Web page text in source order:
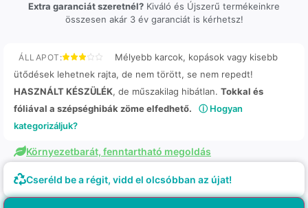
Extra garanciát szeretnél? Kiváló és Újszerű termékeinkre
összesen akár 3 év garanciát is kérhetsz!
ÁLLAPOT:
Mélyebb karcok, kopások vagy kisebb
ütődések lehetnek rajta, de nem törött, se nem repedt!
HASZNÁLT KÉSZÜLÉK, de műszakilag hibátlan. Tokkal és
fóliával a szépséghibák zöme elfedhető.
ⓘ Hogyan
kategorizáljuk?
Környezetbarát, fenntartható megoldás
Cseréld be a régit, vidd el olcsóbban az újat!